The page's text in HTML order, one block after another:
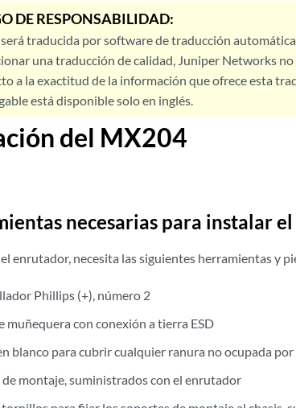
DE RESPONSABILIDAD:
traducida por software de traducción
una traducción de calidad, Juniper Networks no
a la exactitud de la información que ofrece esta
está disponible solo en inglés.
del MX204
necesarias para instalar
enrutador, necesita las siguientes herramientas y
Phillips (+), número 2
muñequera con conexión a tierra ESD
blanco para cubrir cualquier ranura no ocupada
montaje, suministrados con el enrutador